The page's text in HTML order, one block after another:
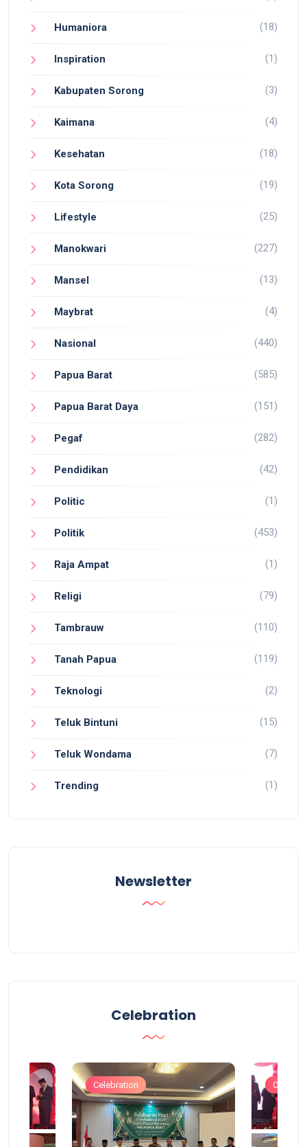
Humaniora (18)
Inspiration (1)
Kabupaten Sorong (3)
Kaimana (4)
Kesehatan (18)
Kota Sorong (19)
Lifestyle (25)
Manokwari (227)
Mansel (13)
Maybrat (4)
Nasional (440)
Papua Barat (585)
Papua Barat Daya (151)
Pegaf (282)
Pendidikan (42)
Politic (1)
Politik (453)
Raja Ampat (1)
Religi (79)
Tambrauw (110)
Tanah Papua (119)
Teknologi (2)
Teluk Bintuni (15)
Teluk Wondama (7)
Trending (1)
Newsletter
Celebration
Celebration